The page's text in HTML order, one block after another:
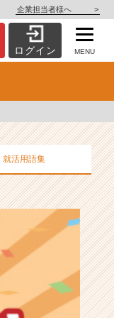
企業担当者様へ >
ログイン MENU
就活用語集